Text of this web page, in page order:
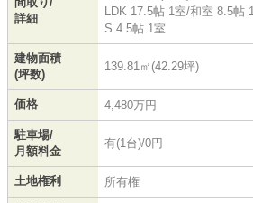
詳細
LDK 17.5帖 1室/和室 8.5帖
S 4.5帖 1室
建物面積
(坪数)
139.81㎡(42.29坪)
価格 4,480万円
駐車場/
月額料金
有(1台)/0円
土地権利 所有権